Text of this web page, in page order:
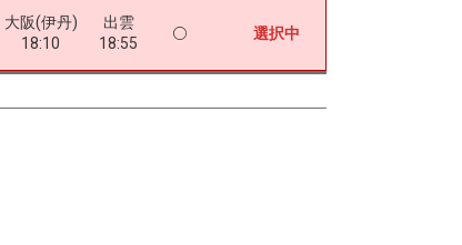
大阪(伊丹)
18:10
出雲
18:55
選択中